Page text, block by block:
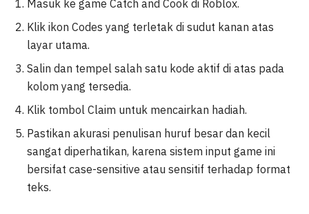
Masuk ke game Catch and Cook di Roblox.
Klik ikon Codes yang terletak di sudut kanan atas
layar utama.
Salin dan tempel salah satu kode aktif di atas pada
kolom yang tersedia.
Klik tombol Claim untuk mencairkan hadiah.
Pastikan akurasi penulisan huruf besar dan kecil
sangat diperhatikan, karena sistem input game ini
bersifat case-sensitive atau sensitif terhadap format
teks.